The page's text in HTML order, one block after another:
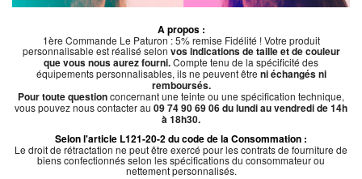
A propos :
1ère Commande Le Paturon : 5% remise Fidélité ! Votre produit
personnalisable est réalisé selon vos indications de taille et de couleur
que vous nous aurez fourni.Compte tenu de la spécificité des
équipements personnalisables, ils ne peuvent être ni échangés ni
remboursés.
Pour toute questionconcernant une teinte ou une spécification technique,
vous pouvez nous contacter au 09 74 90 69 06 du lundi au vendredi de 14h
à 18h30.
Selon l'article L121-20-2 du code de la Consommation :
Le droit de rétractation ne peut être exercé pour les contrats de fourniture de
biens confectionnés selon les spécifications du consommateur ou
nettement personnalisés.